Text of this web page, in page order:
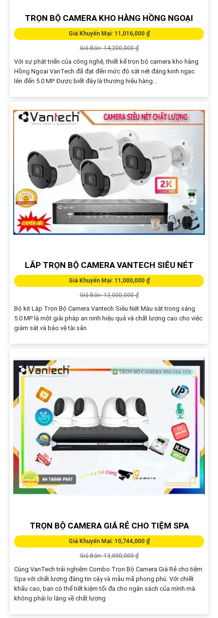
TRỌN BỘ CAMERA KHO HÀNG HỒNG NGOẠI
Giá Khuyến Mại: 11,016,000 ₫
Giá Bán: 14,200,000 ₫
Với sự phát triển của công nghệ, thiết kế trọn bộ camera kho hàng
Hồng Ngoại VanTech đã đạt đến mức độ sắt nét đáng kinh ngạc
lên đến 5.0 MP. Được biết đây là thương hiệu hàng...
LẮP TRỌN BỘ CAMERA VANTECH SIÊU NÉT
Giá Khuyến Mại: 11,000,000 ₫
Giá Bán: 13,000,000 ₫
Bộ kit Lắp Trọn Bộ Camera Vantech Siêu Nét Màu sắt trong sáng
5.0 MP là một giải pháp an ninh hiệu quả và chất lượng cao cho việc
giám sát và bảo vệ tài sản
TRỌN BỘ CAMERA GIÁ RẺ CHO TIỆM SPA
Giá Khuyến Mại: 10,744,000 ₫
Giá Bán: 13,000,000 ₫
Cùng VanTech trải nghiệm Combo Trọn Bộ Camera Giá Rẻ cho tiệm
Spa với chất lượng đáng tin cậy và mẫu mã phong phú. Với chiết
khấu cao, bạn có thể tiết kiệm tối đa cho ngân sách của mình mà
không phải lo lắng về chất lượng